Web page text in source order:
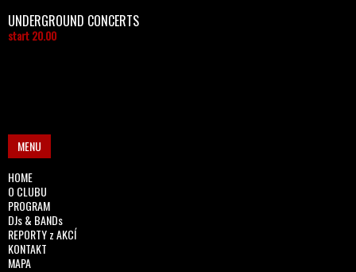
UNDERGROUND CONCERTS
start 20.00
MENU
HOME
O CLUBU
PROGRAM
DJs & BANDs
REPORTY z AKCÍ
KONTAKT
MAPA